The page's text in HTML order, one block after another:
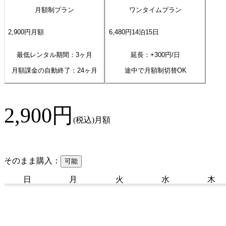
月額制プラン
2,900円 月額
最低レンタル期間：3ヶ月
月額課金の自動終了： 24ヶ月
ワンタイムプラン
6,480円 14泊15 日
延長：+300円/日
途中で月額制切替OK
2,900円 (税込)月額
そのまま購入： 可能
日 月 火 水 木